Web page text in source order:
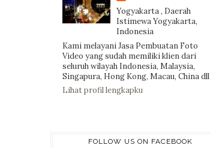
Yogyakarta , Daerah
Istimewa Yogyakarta,
Indonesia
Kami melayani Jasa Pembuatan Foto
Video yang sudah memiliki klien dari
seluruh wilayah Indonesia, Malaysia,
Singapura, Hong Kong, Macau, China dll
Lihat profil lengkapku
FOLLOW US ON FACEBOOK